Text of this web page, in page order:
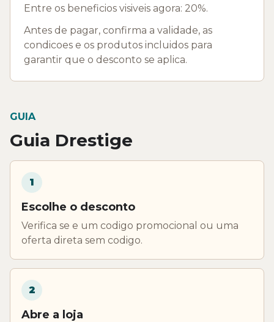
Entre os beneficios visiveis agora: 20%.
Antes de pagar, confirma a validade, as
condicoes e os produtos incluidos para
garantir que o desconto se aplica.
GUIA
Guia Drestige
1
Escolhe o desconto
Verifica se e um codigo promocional ou uma
oferta direta sem codigo.
2
Abre a loja